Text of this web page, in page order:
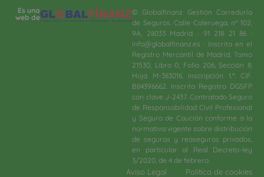
Es una
web de
© Globalfinanz Gestión Correduría
de Seguros. Calle Caleruega, nº 102,
9A, 28033 Madrid · 91 218 21 86 ·
info@globalfinanz.es · Inscrita en el
Registro Mercantil de Madrid, Tomo
21530, Libro 0, Folio 206, Sección 8,
Hoja M-383016. Inscripción 1.ª. CIF.
B84396662. Inscrita Registro DGSFP
con clave J-2437. Contratado Seguro
de Responsabilidad Civil Profesional
y Seguro de Caución conforme a la
normativa vigente sobre distribución
de seguros y reaseguros privados,
en particular al Real Decreto-ley
3/2020, de 4 de febrero.​
Aviso Legal Política de cookies